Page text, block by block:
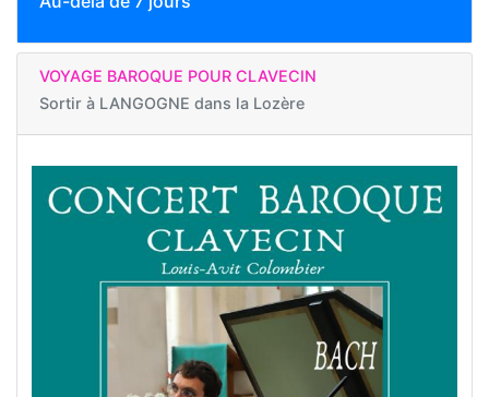
VOYAGE BAROQUE POUR CLAVECIN
Sortir à LANGOGNE dans la Lozère